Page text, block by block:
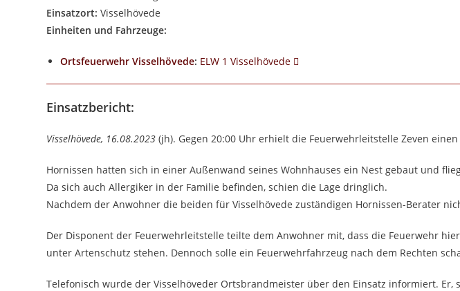
Einsatzort: Visselhövede
Einheiten und Fahrzeuge:
Ortsfeuerwehr Visselhövede: ELW 1 Visselhövede
Einsatzbericht:
Visselhövede, 16.08.2023 (jh). Gegen 20:00 Uhr erhielt die Feuerwehrleitstelle Zeven
Hornissen hatten sich in einer Außenwand seines Wohnhauses ein Nest gebaut und
Da sich auch Allergiker in der Familie befinden, schien die Lage dringlich.
Nachdem der Anwohner die beiden für Visselhövede zuständigen Hornissen-Berater
Der Disponent der Feuerwehrleitstelle teilte dem Anwohner mit, dass die Feuerwehr
unter Artenschutz stehen. Dennoch solle ein Feuerwehrfahrzeug nach dem Rechten
Telefonisch wurde der Visselhöveder Ortsbrandmeister über den Einsatz informiert.